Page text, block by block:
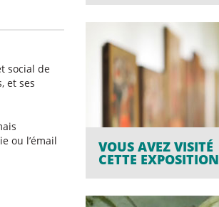
social de
et ses
ou l’émail
VOUS AVEZ VISITÉ
CETTE EXPOSITION